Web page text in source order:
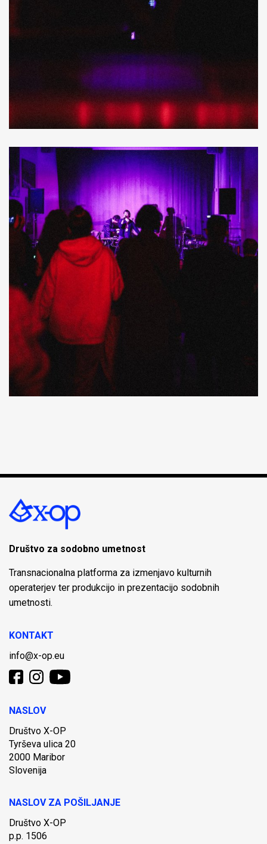
Društvo za sodobno umetnost
Transnacionalna platforma za izmenjavo kulturnih
operaterjev ter produkcijo in prezentacijo sodobnih
umetnosti.
KONTAKT
info@x-op.eu
NASLOV
Društvo X-OP
Tyrševa ulica 20
2000 Maribor
Slovenija
NASLOV ZA POŠILJANJE
Društvo X-OP
p.p. 1506